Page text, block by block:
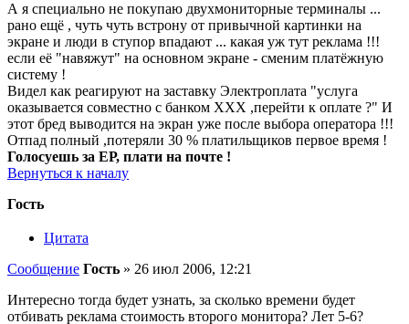
А я специально не покупаю двухмониторные терминалы ...
рано ещё , чуть чуть встрону от привычной картинки на
экране и люди в ступор впадают ... какая уж тут реклама !!!
если её "навяжут" на основном экране - сменим платёжную
систему !
Видел как реагируют на заставку Электроплата "услуга
оказывается совместно с банком ХХХ ,перейти к оплате ?" И
этот бред выводится на экран уже после выбора оператора !!!
Отпад полный ,потеряли 30 % платильщиков первое время !
Голосуешь за ЕР, плати на почте !
Вернуться к началу
Гость
Цитата
Сообщение Гость » 26 июл 2006, 12:21
Интересно тогда будет узнать, за сколько времени будет
отбивать реклама стоимость второго монитора? Лет 5-6?